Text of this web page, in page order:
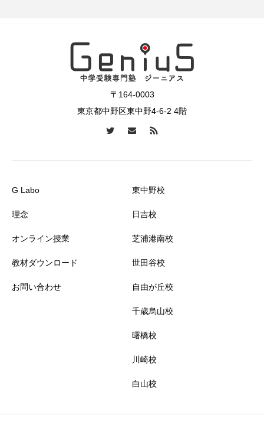
〒164-0003
東京都中野区東中野4-6-2 4階
G Labo
理念
オンライン授業
教材ダウンロード
お問い合わせ
東中野校
日吉校
芝浦港南校
世田谷校
自由が丘校
千歳烏山校
曙橋校
川崎校
白山校